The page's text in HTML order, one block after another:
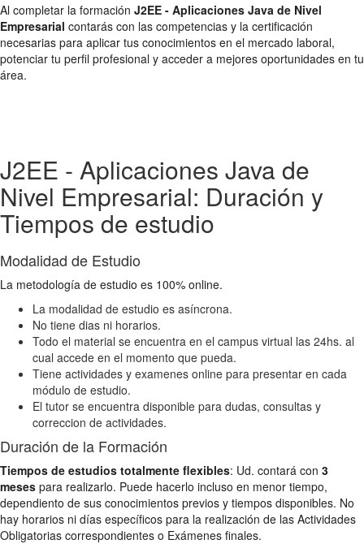
Al completar la formación J2EE - Aplicaciones Java de Nivel
Empresarial contarás con las competencias y la certificación
necesarias para aplicar tus conocimientos en el mercado laboral,
potenciar tu perfil profesional y acceder a mejores oportunidades en tu
área.
J2EE - Aplicaciones Java de
Nivel Empresarial: Duración y
Tiempos de estudio
Modalidad de Estudio
La metodología de estudio es 100% online.
La modalidad de estudio es asíncrona.
No tiene dias ni horarios.
Todo el material se encuentra en el campus virtual las 24hs. al
cual accede en el momento que pueda.
Tiene actividades y examenes online para presentar en cada
módulo de estudio.
El tutor se encuentra disponible para dudas, consultas y
correccion de actividades.
Duración de la Formación
Tiempos de estudios totalmente flexibles: Ud. contará con 3
meses para realizarlo. Puede hacerlo incluso en menor tiempo,
dependiento de sus conocimientos previos y tiempos disponibles. No
hay horarios ni días específicos para la realización de las Actividades
Obligatorias correspondientes o Exámenes finales.